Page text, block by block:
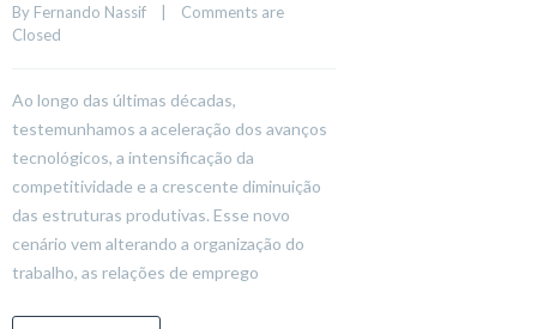
By Fernando Nassif
Comments are
Closed
Ao longo das últimas décadas,
testemunhamos a aceleração dos avanços
tecnológicos, a intensificação da
competitividade e a crescente diminuição
das estruturas produtivas. Esse novo
cenário vem alterando a organização do
trabalho, as relações de emprego